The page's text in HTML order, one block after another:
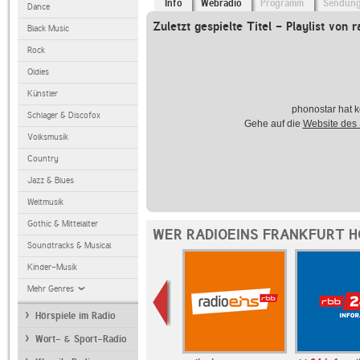
Dance
Black Music
Rock
Oldies
Künstler
Schlager & Discofox
Volksmusik
Country
Jazz & Blues
Weltmusik
Gothic & Mittelalter
Soundtracks & Musical
Kinder-Musik
Mehr Genres
Hörspiele im Radio
Wort- & Sport-Radio
Info Webradio Programm
Zuletzt gespielte Titel - Playlist von
phonostar hat
Gehe auf die Website des
WER RADIOEINS FRANKFURT